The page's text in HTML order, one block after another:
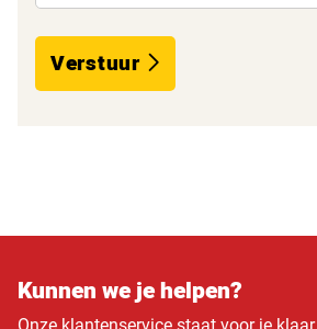
Verstuur
Kunnen we je helpen?